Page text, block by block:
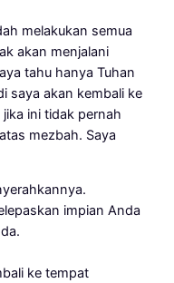
melakukan semua
akan menjalani
tahu hanya Tuhan
saya akan kembali ke
ini tidak pernah
mezbah. Saya
impian Anda
ke tempat